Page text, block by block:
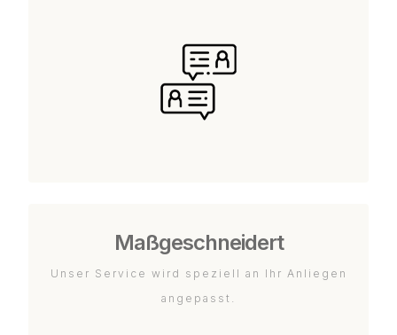
Maßgeschneidert
Unser Service wird speziell an Ihr Anliegen
angepasst.